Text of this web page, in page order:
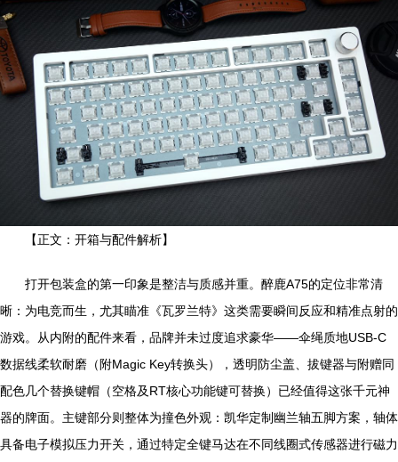
【正文：开箱与配件解析】
打开包装盒的第一印象是整洁与质感并重。醉鹿A75的定位非常清
晰：为电竞而生，尤其瞄准《瓦罗兰特》这类需要瞬间反应和精准点射的
游戏。从内附的配件来看，品牌并未过度追求豪华——伞绳质地USB-C
数据线柔软耐磨（附Magic Key转换头），透明防尘盖、拔键器与附赠同
配色几个替换键帽（空格及RT核心功能键可替换）已经值得这张千元神
器的牌面。主键部分则整体为撞色外观：凯华定制幽兰轴五脚方案，轴体
具备电子模拟压力开关，通过特定全键马达在不同线圈式传感器进行磁力